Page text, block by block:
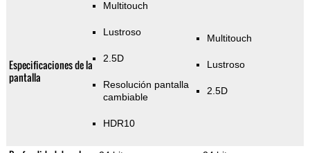
Especificaciones de la
pantalla
Multitouch
Lustroso
2.5D
Resolución pantalla
cambiable
HDR10
Multitouch
Lustroso
2.5D